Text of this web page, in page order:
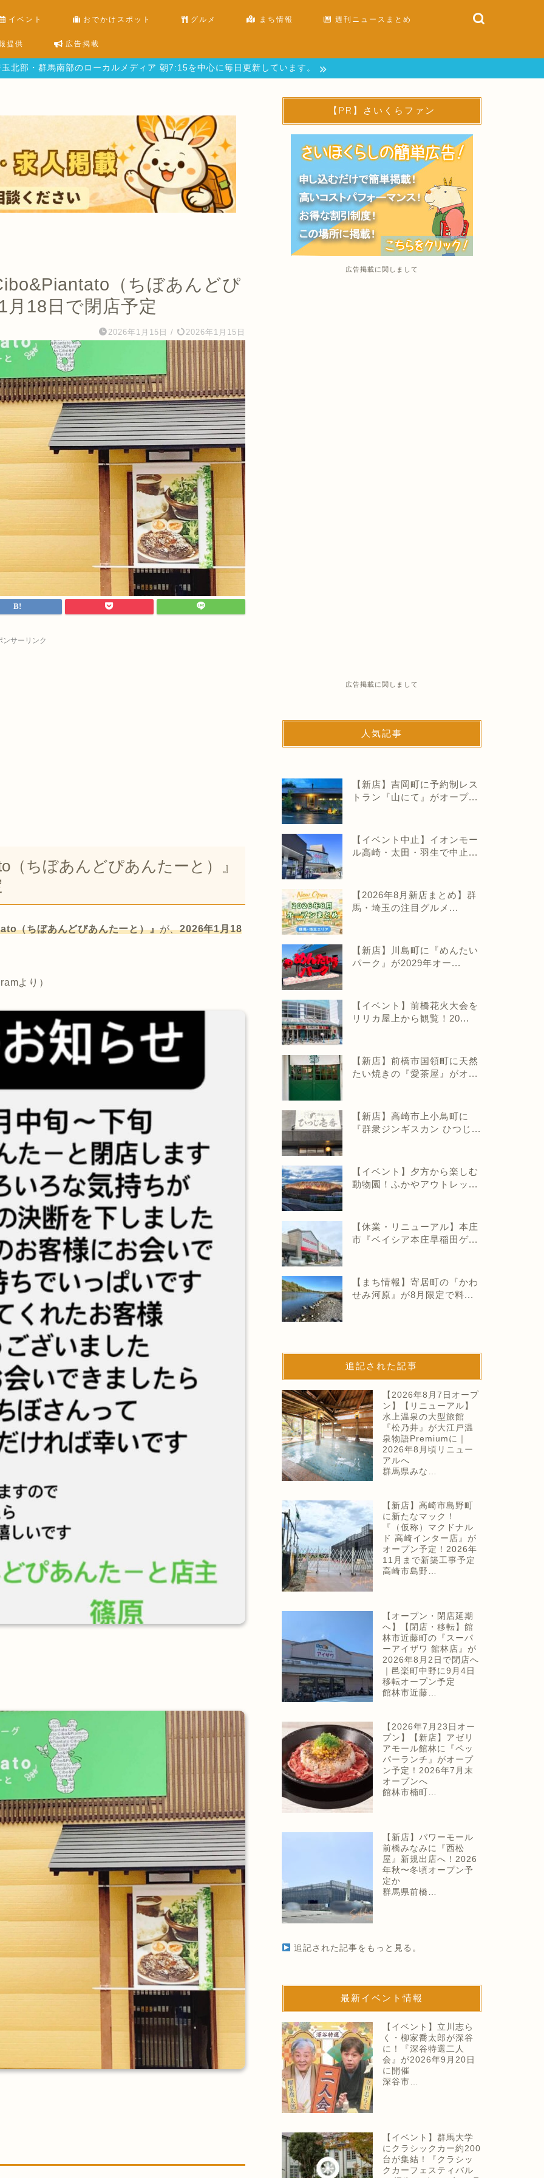
イベント おでかけスポット グルメ まち情報 週刊ニュースまとめ
提供 広告掲載
北部・群馬南部のローカルメディア 朝7:15を中心に毎日更新しています。
（ちぼあんどぴ
18日で閉店予定
2026年1月15日 / 2026年1月15日
ンサーリンク
（ちぼあんどぴあんたーと）』
（ちぼあんどぴあんたーと）』が、2026年1月18
より）
【PR】さいくらファン
広告掲載に関しまして
広告掲載に関しまして
人気記事
【新店】吉岡町に予約制レス
トラン『山にて』がオープ...
【イベント中止】イオンモー
ル高崎・太田・羽生で中止...
【2026年8月新店まとめ】群
馬・埼玉の注目グルメ...
【新店】川島町に『めんたい
パーク』が2029年オー...
【イベント】前橋花火大会を
リリカ屋上から観覧！20...
【新店】前橋市国領町に天然
たい焼きの『愛茶屋』がオ...
【新店】高崎市上小鳥町に
『群衆ジンギスカン ひつじ...
【イベント】夕方から楽しむ
動物園！ふかやアウトレッ...
【休業・リニューアル】本庄
市『ベイシア本庄早稲田ゲ...
【まち情報】寄居町の『かわ
せみ河原』が8月限定で料...
追記された記事
【2026年8月7日オープ
ン】【リニューアル】
水上温泉の大型旅館
『松乃井』が大江戸温
泉物語Premiumに｜
2026年8月頃リニュー
アルへ
群馬県みな…
【新店】高崎市島野町
に新たなマック！
『（仮称）マクドナル
ド 高崎インター店』が
オープン予定！2026年
11月まで新築工事予定
高崎市島野…
【オープン・閉店延期
へ】【閉店・移転】館
林市近藤町の『スーパ
ーアイザワ 館林店』が
2026年8月2日で閉店へ
｜邑楽町中野に9月4日
移転オープン予定
館林市近藤…
【2026年7月23日オー
プン】【新店】アゼリ
アモール館林に『ペッ
パーランチ』がオープ
ン予定！2026年7月末
オープンへ
館林市楠町…
【新店】パワーモール
前橋みなみに『西松
屋』新規出店へ！2026
年秋〜冬頃オープン予
定か
群馬県前橋…
追記された記事をもっと見る。
最新イベント情報
【イベント】立川志ら
く・柳家喬太郎が深谷
に！『深谷特選二人
会』が2026年9月20日
に開催
深谷市…
【イベント】群馬大学
にクラシックカー約200
台が集結！『クラシッ
クカーフェスティバル